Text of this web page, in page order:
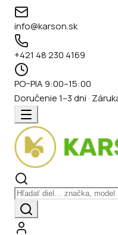
info@karson.sk
+421 48 230 4169
PO–PIA 9:00–15:00
Doručenie 1–3 dni ·